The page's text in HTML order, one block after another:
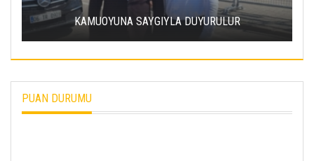
ERCIYES ÜNIVERSITESI’NDE
ENERJI HAMLESI
PUAN DURUMU